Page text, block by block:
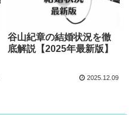
谷山紀章の結婚状況を徹
底解説【2025年最新版】
2025.12.09